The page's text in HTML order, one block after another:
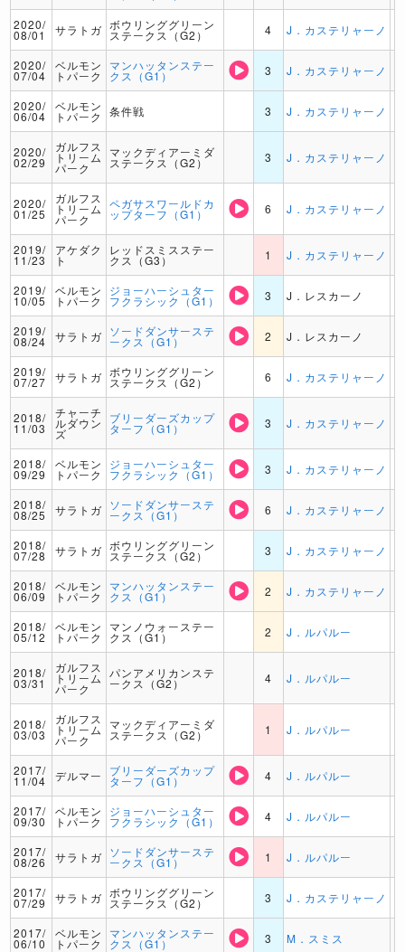
2020/
08/01 サラトガ ボウリンググリーン
ステークス（G2） 4 J．カステリャーノ
2020/
07/04
ベルモン
トパーク
マンハッタンステー
クス（G1） 3 J．カステリャーノ
2020/
06/04
ベルモン
トパーク 条件戦 3 J．カステリャーノ
2020/
02/29
ガルフス
トリーム
パーク
マックディアーミダ
ステークス（G2） 3 J．カステリャーノ
2020/
01/25
ガルフス
トリーム
パーク
ペガサスワールドカ
ップターフ（G1） 6 J．カステリャーノ
2019/
11/23
アケダク
ト
レッドスミスステー
クス（G3） 1 J．カステリャーノ
2019/
10/05
ベルモン
トパーク
ジョーハーシュター
フクラシック（G1） 3 J．レスカーノ
2019/
08/24 サラトガ ソードダンサーステ
ークス（G1） 2 J．レスカーノ
2019/
07/27 サラトガ ボウリンググリーン
ステークス（G2） 6 J．カステリャーノ
2018/
11/03
チャーチ
ルダウン
ズ
ブリーダーズカップ
ターフ（G1） 3 J．カステリャーノ
2018/
09/29
ベルモン
トパーク
ジョーハーシュター
フクラシック（G1） 3 J．カステリャーノ
2018/
08/25 サラトガ ソードダンサーステ
ークス（G1） 6 J．カステリャーノ
2018/
07/28 サラトガ ボウリンググリーン
ステークス（G2） 3 J．カステリャーノ
2018/
06/09
ベルモン
トパーク
マンハッタンステー
クス（G1） 2 J．カステリャーノ
2018/
05/12
ベルモン
トパーク
マンノウォーステー
クス（G1） 2 J．ルパルー
2018/
03/31
ガルフス
トリーム
パーク
パンアメリカンステ
ークス（G2） 4 J．ルパルー
2018/
03/03
ガルフス
トリーム
パーク
マックディアーミダ
ステークス（G2） 1 J．ルパルー
2017/
11/04 デルマー ブリーダーズカップ
ターフ（G1） 4 J．ルパルー
2017/
09/30
ベルモン
トパーク
ジョーハーシュター
フクラシック（G1） 4 J．ルパルー
2017/
08/26 サラトガ ソードダンサーステ
ークス（G1） 1 J．ルパルー
2017/
07/29 サラトガ ボウリンググリーン
ステークス（G2） 3 J．カステリャーノ
2017/
06/10
ベルモン
トパーク
マンハッタンステー
クス（G1） 3 M．スミス